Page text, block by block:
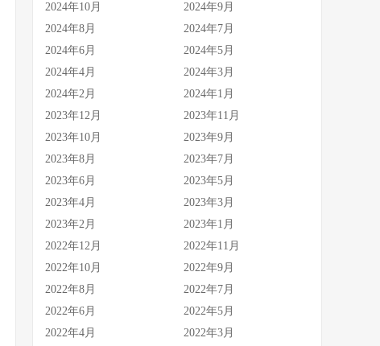
2024年10月
2024年9月
2024年8月
2024年7月
2024年6月
2024年5月
2024年4月
2024年3月
2024年2月
2024年1月
2023年12月
2023年11月
2023年10月
2023年9月
2023年8月
2023年7月
2023年6月
2023年5月
2023年4月
2023年3月
2023年2月
2023年1月
2022年12月
2022年11月
2022年10月
2022年9月
2022年8月
2022年7月
2022年6月
2022年5月
2022年4月
2022年3月